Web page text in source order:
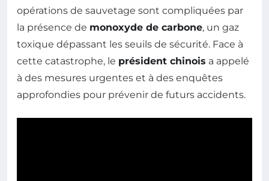
opérations de sauvetage sont compliquées par
la présence de monoxyde de carbone, un gaz
toxique dépassant les seuils de sécurité. Face à
cette catastrophe, le président chinois a appelé
à des mesures urgentes et à des enquêtes
approfondies pour prévenir de futurs accidents.